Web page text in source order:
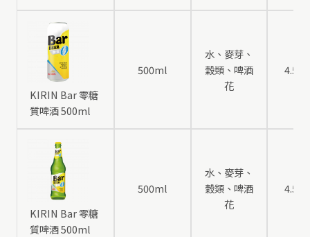
KIRIN Bar 零糖
質啤酒 500ml
500ml
水、麥芽、
穀類、啤酒
花
4.5
KIRIN Bar 零糖
質啤酒 500ml
500ml
水、麥芽、
穀類、啤酒
花
4.5